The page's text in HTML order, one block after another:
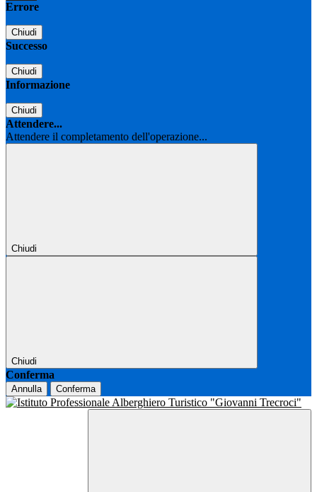
Errore
Chiudi
Successo
Chiudi
Informazione
Chiudi
Attendere...
Attendere il completamento dell'operazione...
Chiudi
Chiudi
Conferma
Annulla Conferma